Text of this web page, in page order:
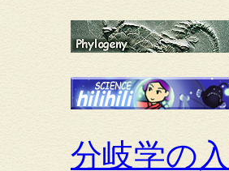
分岐学の